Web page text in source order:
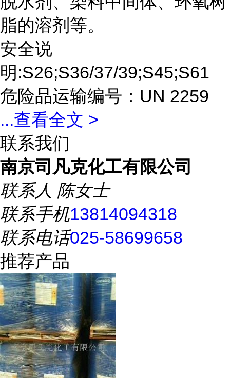
脂的溶剂等。
安全说
明:S26;S36/37/39;S45;S61
危险品运输编号：UN 2259
...查看全文 >
联系我们
南京司凡克化工有限公司
联系人 陈女士
联系手机13814094318
联系电话025-58699658
推荐产品